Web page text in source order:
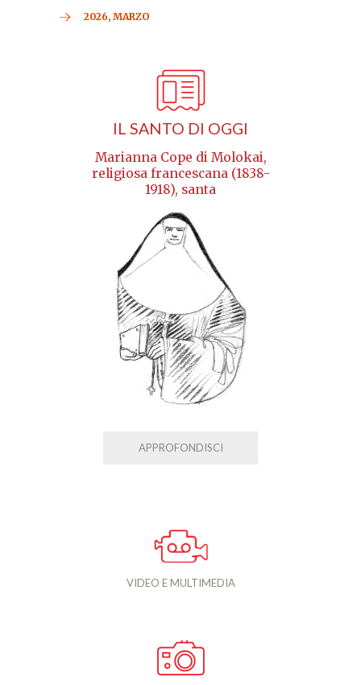
2026, MARZO
IL SANTO DI OGGI
Marianna Cope di Molokai,
religiosa francescana (1838-
1918), santa
APPROFONDISCI
VIDEO E MULTIMEDIA